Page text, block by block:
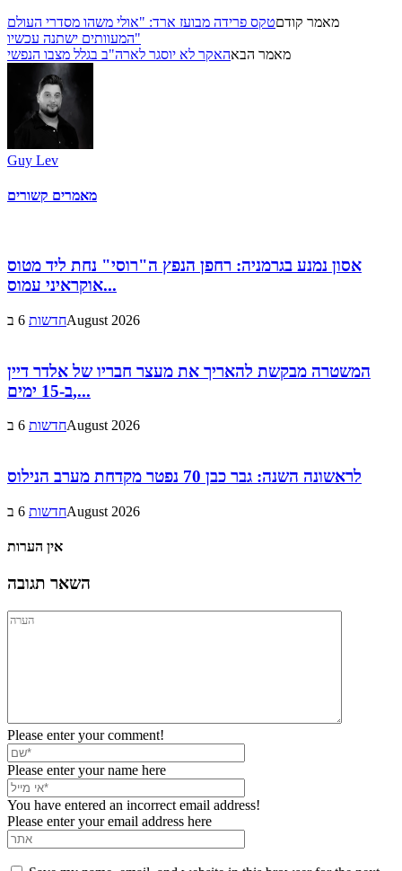
מאמר קודםטקס פרידה מבועז ארד: "אולי משהו מסדרי העולם
המעוותים ישתנה עכשיו"
מאמר הבאהאקר לא יוסגר לארה"ב בגלל מצבו הנפשי
Guy Lev
מאמרים קשורים
אסון נמנע בגרמניה: רחפן הנפץ ה"רוסי" נחת ליד מטוס
אוקראיני עמוס...
חדשות6 בAugust 2026
המשטרה מבקשת להאריך את מעצר חבריו של אלדר דיין
ב-15 ימים,...
חדשות6 בAugust 2026
לראשונה השנה: גבר כבן 70 נפטר מקדחת מערב הנילוס
חדשות6 בAugust 2026
אין הערות
השאר תגובה
Please enter your comment!
Please enter your name here
You have entered an incorrect email address!
Please enter your email address here